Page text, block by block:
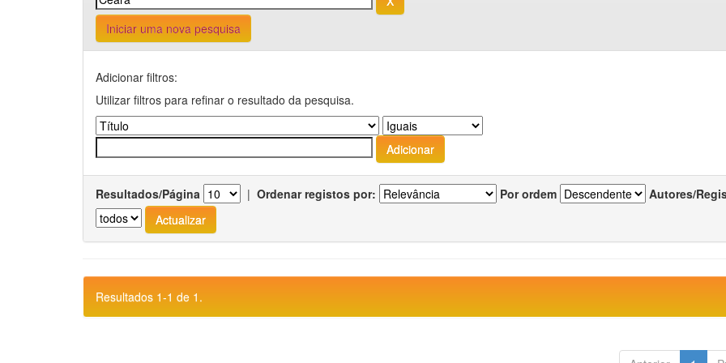
Iniciar uma nova pesquisa
Adicionar filtros:
Utilizar filtros para refinar o resultado da pesquisa.
Resultados/Página | Ordenar registos por: Por ordem Autores/
Resultados 1-1 de 1.